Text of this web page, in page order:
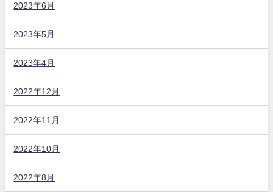
2023年6月
2023年5月
2023年4月
2022年12月
2022年11月
2022年10月
2022年8月